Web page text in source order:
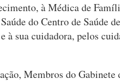
à Médica de
do Centro de Saúde
sua cuidadora, pelos
Membros do